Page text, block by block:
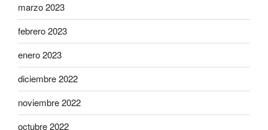
marzo 2023
febrero 2023
enero 2023
diciembre 2022
noviembre 2022
octubre 2022